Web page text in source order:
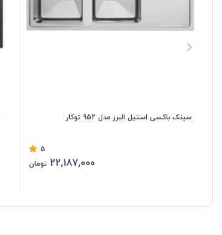
سینک باکسی استیل البرز مدل 952 توکار
5
22,187,000 تومان